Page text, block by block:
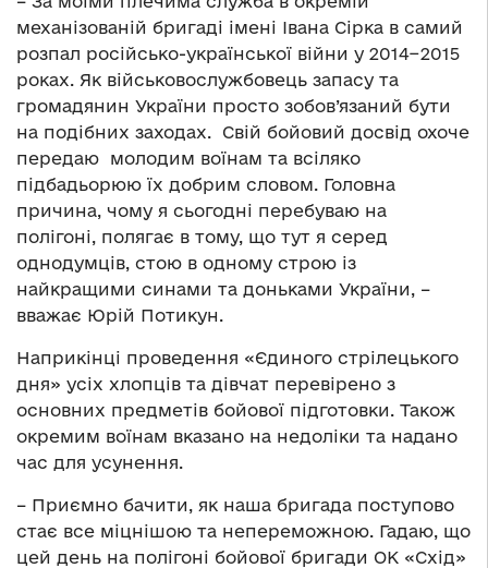
механізованій бригаді імені Івана Сірка в самий
розпал російсько-української війни у 2014−2015
роках. Як військовослужбовець запасу та
громадянин України просто зобов’язаний бути
на подібних заходах. Свій бойовий досвід охоче
передаю молодим воїнам та всіляко
підбадьорюю їх добрим словом. Головна
причина, чому я сьогодні перебуваю на
полігоні, полягає в тому, що тут я серед
однодумців, стою в одному строю із
найкращими синами та доньками України, –
вважає Юрій Потикун.
Наприкінці проведення «Єдиного стрілецького
дня» усіх хлопців та дівчат перевірено з
основних предметів бойової підготовки. Також
окремим воїнам вказано на недоліки та надано
час для усунення.
– Приємно бачити, як наша бригада поступово
стає все міцнішою та непереможною. Гадаю, що
цей день на полігоні бойової бригади ОК «Схід»